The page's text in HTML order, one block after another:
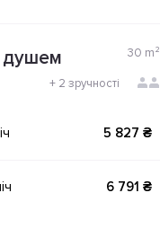
душем 30 m²
+ 2 зручності
5 827 ₴
6 791 ₴